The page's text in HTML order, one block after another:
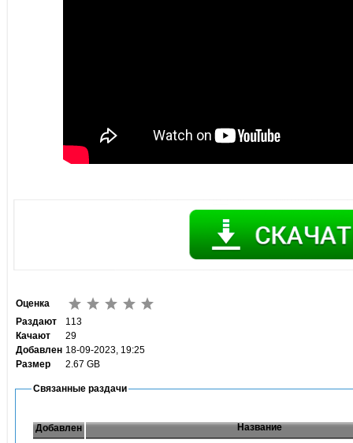
Оценка
Раздают
113
Качают
29
Добавлен 18-09-2023, 19:25
Размер
2.67 GB
Связанные раздачи
Добавлен Название